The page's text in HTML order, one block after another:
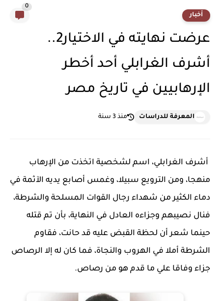
أخبار
0
عرضت نهايته في الاختيار2..
أشرف الغرابلي أحد أخطر
الإرهابيين في تاريخ مصر
المعرفة للدراسات منذ 3 سنة
أشرف الغرابلي، اسم لشخصية اتخذت من الإرهاب
منهجا، ومن الترويع سبيلا، وغمس أصابع يديه الآثمة في
دماء الكثير من شهداء رجال القوات المسلحة والشرطة،
فنال نصيبهم وجزاءه العادل في النهاية، بأن تم قتله
حينما شعر أن لحظة القبض عليه قد حانت، فقاوم
الشرطة أملا في الهروب والنجاة، فما كان له إلا الرصاص
جزاء وفاقا علي ما قدم هو من رصاص.